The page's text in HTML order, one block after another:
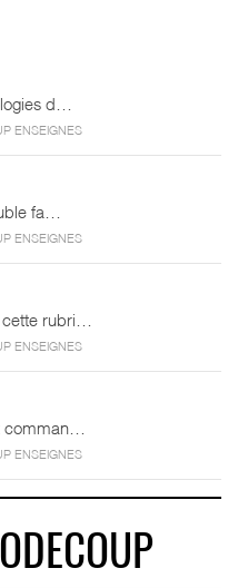
d…
ENSEIGNES
fa…
ENSEIGNES
rubri…
ENSEIGNES
comman…
ENSEIGNES